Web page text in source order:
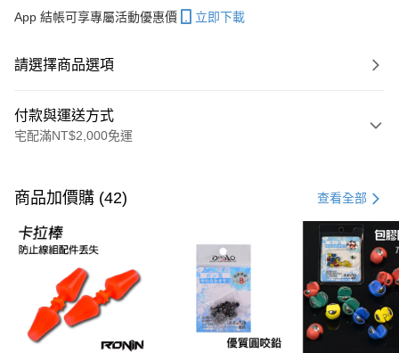
App 結帳可享專屬活動優惠價 立即下載
請選擇商品選項
付款與運送方式
宅配滿NT$2,000免運
信用卡一次付款
信用卡分期付款
3 期 0 利率 每期 21家銀行
合作金庫商業銀行
第一商業銀行
華南商業銀行
彰化商業銀行
上海商業儲蓄銀行
台北富邦商業銀行
國泰世華商業銀行
兆豐國際商業銀行
Apple Pay
街口支付
商品加價購 (42) 查看全部